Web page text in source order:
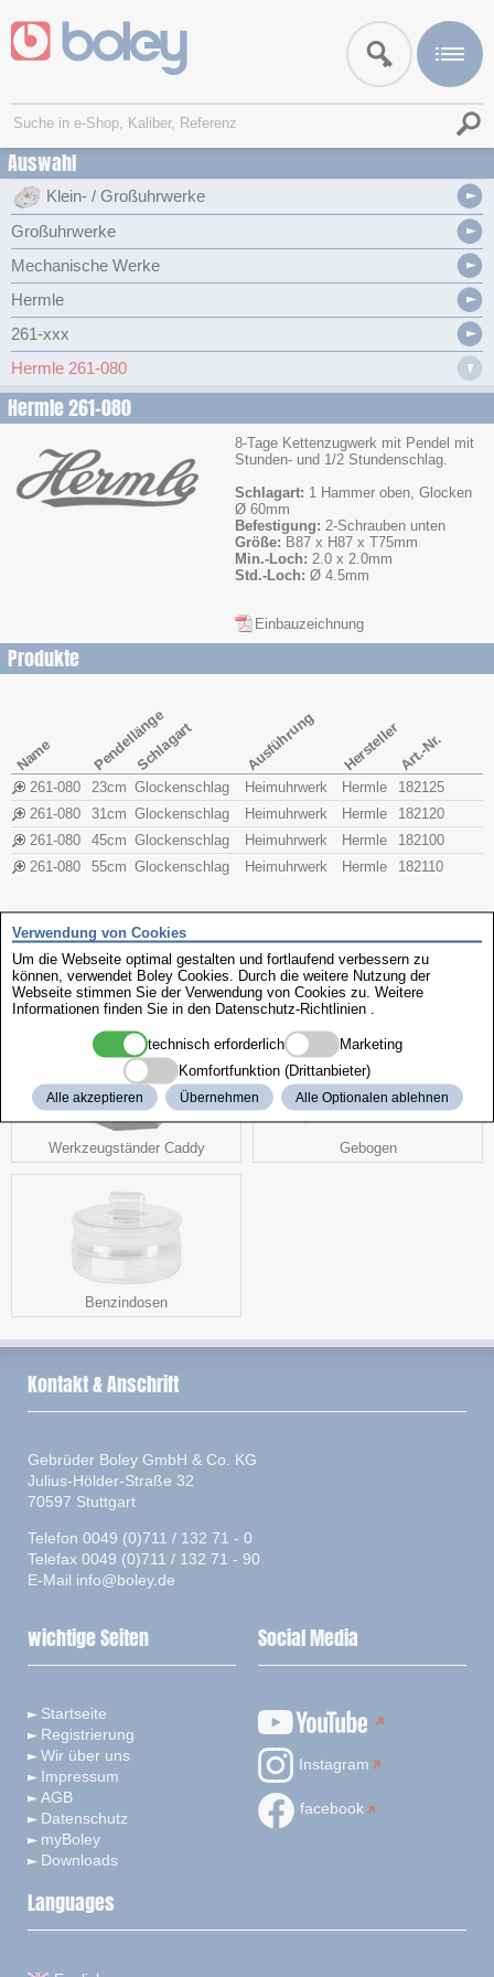
Auswahl
Klein- / Großuhrwerke
Großuhrwerke
Mechanische Werke
Hermle
261-xxx
Hermle 261-080
Hermle 261-080
8-Tage Kettenzugwerk mit Pendel mit
Stunden- und 1/2 Stundenschlag.
Schlagart: 1 Hammer oben, Glocken
Ø 60mm
Befestigung: 2-Schrauben unten
Größe: B87 x H87 x T75mm
Min.-Loch: 2.0 x 2.0mm
Std.-Loch: Ø 4.5mm
Einbauzeichnung
Produkte
Name Pendellänge
Schlagart Ausführung HerstellerArt.-Nr.
261-080 23cm Glockenschlag Heimuhrwerk Hermle
182125
261-080
31cm Glockenschlag Heimuhrwerk Hermle
182120
261-080
45cm Glockenschlag Heimuhrwerk Hermle
182100
261-080
55cm Glockenschlag Heimuhrwerk Hermle 182110
weitere interessante Produkte
Werkzeugständer Caddy Gebogen
Benzindosen
Verwendung von Cookies
Um die Webseite optimal gestalten und fortlaufend verbessern zu
können, verwendet Boley Cookies. Durch die weitere Nutzung der
Webseite stimmen Sie der Verwendung von Cookies zu. Weitere
Informationen finden Sie in den Datenschutz-Richtlinien
technisch erforderlich
Marketing
Komfortfunktion (Drittanbieter)
Alle akzeptieren Übernehmen Alle Optionalen ablehnen
Kontakt & Anschrift
Gebrüder Boley GmbH & Co. KG
Julius-Hölder-Straße 32
70597 Stuttgart
Telefon 0049 (0)711 / 132 71 - 0
Telefax 0049 (0)711 / 132 71 - 90
E-Mail info@boley.de
wichtige Seiten
Startseite
Registrierung
Wir über uns
Impressum
AGB
Datenschutz
myBoley
Downloads
Social Media
Instagram
facebook
Languages